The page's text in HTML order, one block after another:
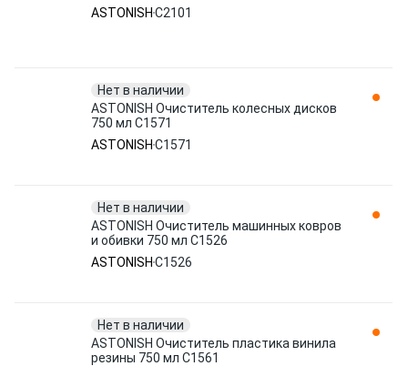
ASTONISH C2101
Нет в наличии
ASTONISH Очиститель колесных дисков
750 мл C1571
ASTONISH C1571
Нет в наличии
ASTONISH Очиститель машинных ковров
и обивки 750 мл C1526
ASTONISH C1526
Нет в наличии
ASTONISH Очиститель пластика винила
резины 750 мл C1561